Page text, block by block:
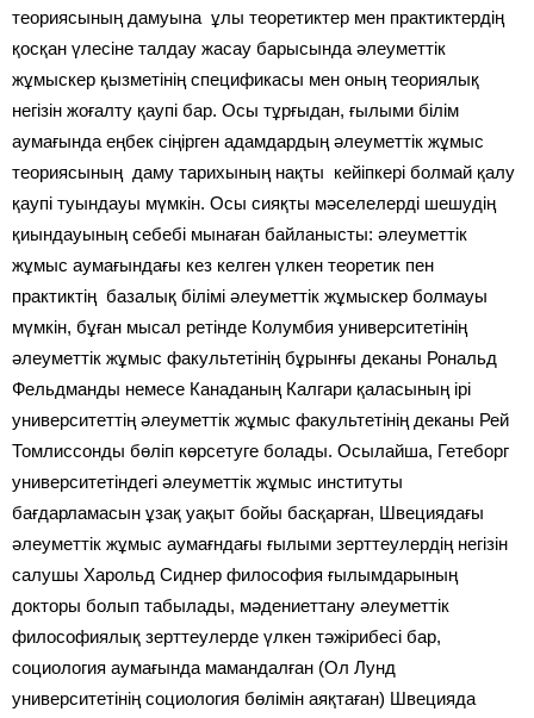
теориясының дамуына ұлы теоретиктер мен практиктердің
қосқан үлесіне талдау жасау барысында әлеуметтік
жұмыскер қызметінің спецификасы мен оның теориялық
негізін жоғалту қаупі бар. Осы тұрғыдан, ғылыми білім
аумағында еңбек сіңірген адамдардың әлеуметтік жұмыс
теориясының даму тарихының нақты кейіпкері болмай қалу
қаупі туындауы мүмкін. Осы сияқты мәселелерді шешудің
қиындауының себебі мынаған байланысты: әлеуметтік
жұмыс аумағындағы кез келген үлкен теоретик пен
практиктің базалық білімі әлеуметтік жұмыскер болмауы
мүмкін, бұған мысал ретінде Колумбия университетінің
әлеуметтік жұмыс факультетінің бұрынғы деканы Рональд
Фельдманды немесе Канаданың Калгари қаласының ірі
университеттің әлеуметтік жұмыс факультетінің деканы Рей
Томлиссонды бөліп көрсетуге болады. Осылайша, Гетеборг
университетіндегі әлеуметтік жұмыс институты
бағдарламасын ұзақ уақыт бойы басқарған, Швециядағы
әлеуметтік жұмыс аумағндағы ғылыми зерттеулердің негізін
салушы Харольд Сиднер философия ғылымдарының
докторы болып табылады, мәдениеттану әлеуметтік
философиялық зерттеулерде үлкен тәжірибесі бар,
социология аумағында мамандалған (Ол Лунд
университетінің социология бөлімін аяқтаған) Швецияда